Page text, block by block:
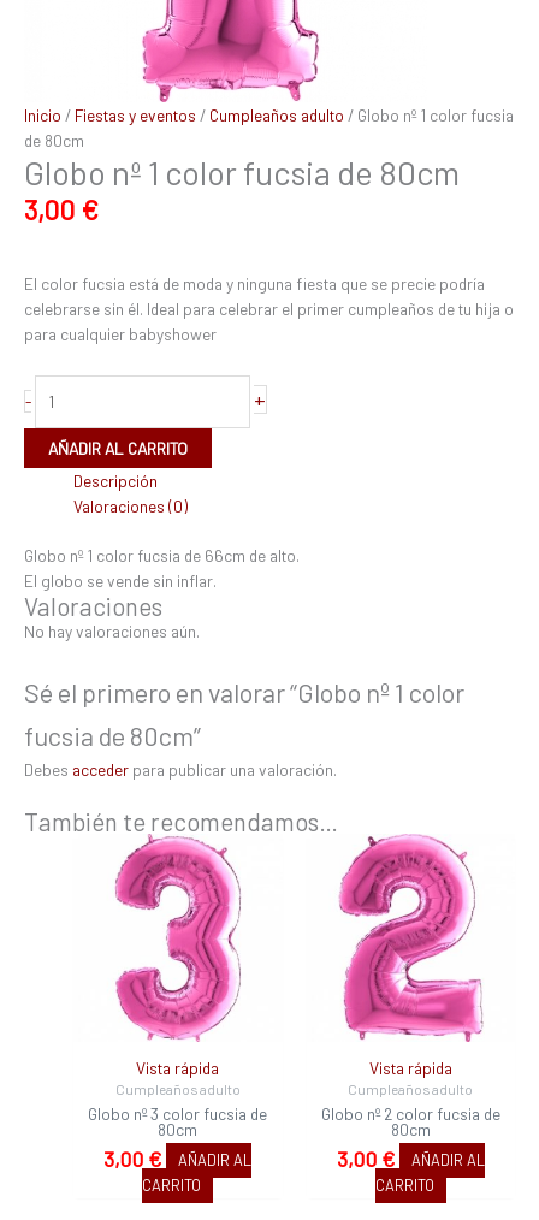
Inicio / Fiestas y eventos / Cumpleaños adulto / Globo nº 1 color fucsia
de 80cm
Globo nº 1 color fucsia de 80cm
3,00 €
El color fucsia está de moda y ninguna fiesta que se precie podría
celebrarse sin él. Ideal para celebrar el primer cumpleaños de tu hija o
para cualquier babyshower
- +
AÑADIR AL CARRITO
Descripción
Valoraciones (0)
Globo nº 1 color fucsia de 66cm de alto.
El globo se vende sin inflar.
Valoraciones
No hay valoraciones aún.
Sé el primero en valorar “Globo nº 1 color
fucsia de 80cm”
Debes acceder para publicar una valoración.
También te recomendamos…
Vista rápida
Cumpleaños adulto
Globo nº 3 color fucsia de
80cm
3,00 €
AÑADIR AL
CARRITO
Vista rápida
Cumpleaños adulto
Globo nº 2 color fucsia de
80cm
3,00 €
AÑADIR AL
CARRITO